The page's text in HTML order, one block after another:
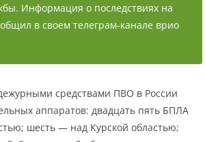
Информация о последствиях на
в своем телеграм-канале врио
средствами ПВО в России
аппаратов: двадцать пять БПЛА
шесть — над Курской областью;